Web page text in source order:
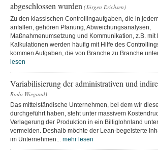
abgeschlossen wurden (Jörgen Erichsen)
Zu den klassischen Controllingaufgaben, die in
anfallen, gehören Planung, Abweichungsanalysen,
Maßnahmenumsetzung und Kommunikation, z.B. mit
Kalkulationen werden häufig mit Hilfe des
kommen Aufgaben, die von Branche zu Branche
lesen
Variabilisierung der administrativen und
Bodo Wiegand)
Das mittelständische Unternehmen, bei dem wir
durchgeführt haben, steht unter massivem
Verlagerung der Produktion in ein Billiglohnland
vermeiden. Deshalb möchte der Lean-begeisterte
im Unternehmen... mehr lesen